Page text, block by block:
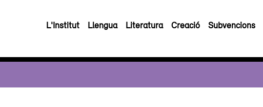
L'Institut Llengua Literatura Creació Subvencions